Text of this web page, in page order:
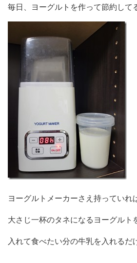
毎日、ヨーグルトを作って節約して
ヨーグルトメーカーさえ持っていれ
大さじ一杯のタネになるヨーグルト
入れて食べたい分の牛乳を入れるだ